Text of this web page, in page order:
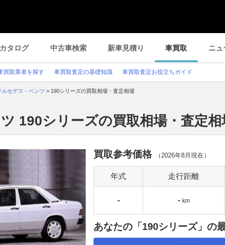
カタログ 中古車検索 新車見積り 車買取 ニュ
買取業者を探す 車買取査定の基礎知識 車買取査定お役立ちガイド
ルセデス・ベンツ > 190シリーズの買取相場・査定相場
190シリーズの買取相場・査定相
買取参考価格 （2026年8月 現在）
年式 走行距離
- - km
あなたの「190シリーズ」の